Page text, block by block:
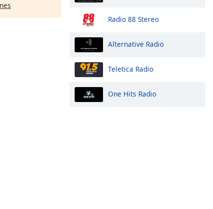
Radio 88 Stereo
Alternative Radio
Teletica Radio
One Hits Radio